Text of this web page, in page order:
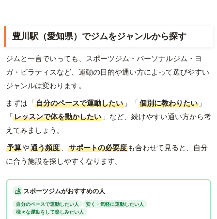
豊川駅（愛知県）でジムをジャンルから探す
ジムと一言でいっても、スポーツジム・パーソナルジム・ヨ
ガ・ピラティスなど、運動の目的や通い方によって選びやすい
ジャンルは変わります。
まずは「自分のペースで運動したい 」「個別に教わりたい 」
「レッスンで体を動かしたい 」など、続けやすい通い方から考
えてみましょう。
予算や通う頻度 、 サポートの必要度 も合わせて見ると、自分
に合う施設を探しやすくなります。
スポーツジムがおすすめの人
自分のペースで運動したい人
安く・気軽に運動したい人
様々な運動をして楽しみたい人